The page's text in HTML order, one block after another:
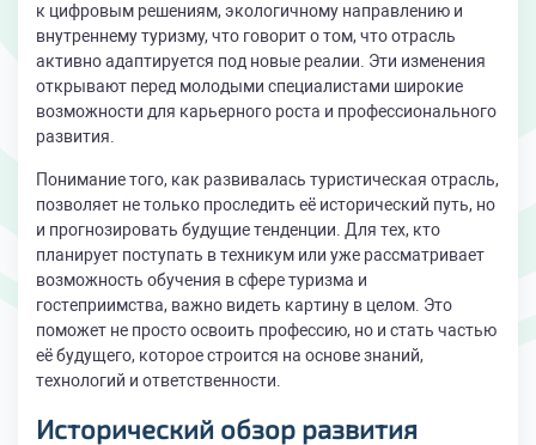
к цифровым решениям, экологичному направлению и
внутреннему туризму, что говорит о том, что отрасль
активно адаптируется под новые реалии. Эти изменения
открывают перед молодыми специалистами широкие
возможности для карьерного роста и профессионального
развития.
Понимание того, как развивалась туристическая отрасль,
позволяет не только проследить её исторический путь, но
и прогнозировать будущие тенденции. Для тех, кто
планирует поступать в техникум или уже рассматривает
возможность обучения в сфере туризма и
гостеприимства, важно видеть картину в целом. Это
поможет не просто освоить профессию, но и стать частью
её будущего, которое строится на основе знаний,
технологий и ответственности.
Исторический обзор развития